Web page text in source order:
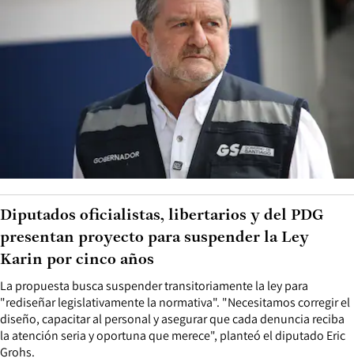
La propuesta busca suspender transitoriamente la ley para
"rediseñar legislativamente la normativa". "Necesitamos corregir el
diseño, capacitar al personal y asegurar que cada denuncia reciba
la atención seria y oportuna que merece", planteó el diputado Eric
Grohs.
Diputados oficialistas, libertarios y del PDG
presentan proyecto para suspender la Ley
Karin por cinco años